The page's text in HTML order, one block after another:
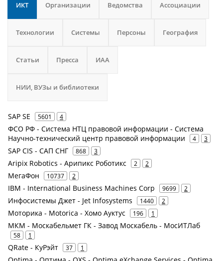
ИКТ Организации Ведомства Ассоциации
Технологии Системы Персоны География
Статьи Пресса ИАА
НИИ, ВУЗы и библиотеки
SAP SE 5601 4
ФСО РФ - Система НТЦ правовой информации - Система
Научно-технический центр правовой информации
4 3
SAP CIS - САП СНГ 868 3
Aripix Robotics - Арипикс Роботикс 2 2
МегаФон 10737 2
IBM - International Business Machines Corp 9699 2
Инфосистемы Джет - Jet Infosystems 1440 2
Моторика - Motorica - Хомо Ауктус 196 1
МКМ - Москабельмет ГК - Завод Москабель - МосИТЛаб
58 1
QRate - КуРэйт 37 1